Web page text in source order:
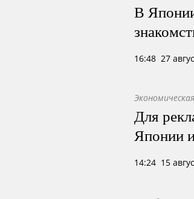
В
16:48 27
Для
Японии
14:24 15